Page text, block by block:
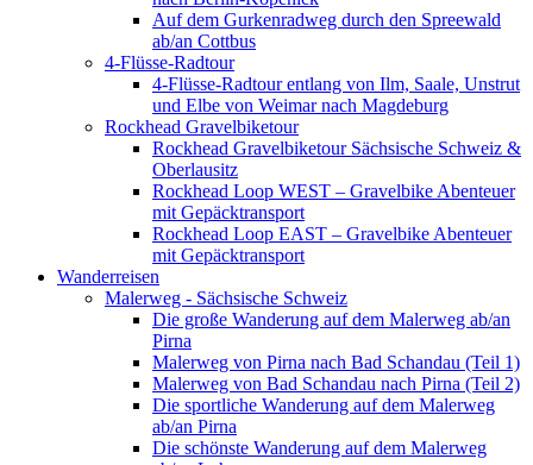
Auf dem Gurkenradweg durch den Spreewald
ab/an Cottbus
4-Flüsse-Radtour
4-Flüsse-Radtour entlang von Ilm, Saale, Unstrut
und Elbe von Weimar nach Magdeburg
Rockhead Gravelbiketour
Rockhead Gravelbiketour Sächsische Schweiz &
Oberlausitz
Rockhead Loop WEST – Gravelbike Abenteuer
mit Gepäcktransport
Rockhead Loop EAST – Gravelbike Abenteuer
mit Gepäcktransport
Wanderreisen
Malerweg - Sächsische Schweiz
Die große Wanderung auf dem Malerweg ab/an
Pirna
Malerweg von Pirna nach Bad Schandau (Teil 1)
Malerweg von Bad Schandau nach Pirna (Teil 2)
Die sportliche Wanderung auf dem Malerweg
ab/an Pirna
Die schönste Wanderung auf dem Malerweg